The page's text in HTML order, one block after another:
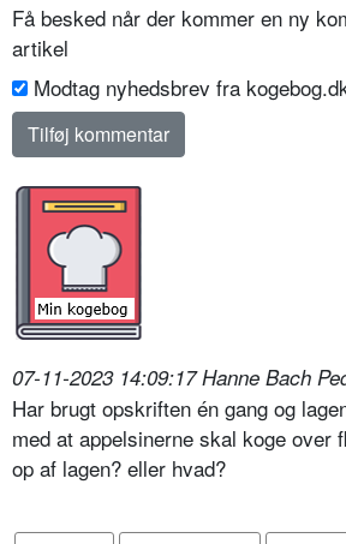
Få besked når der kommer en ny
artikel
Modtag nyhedsbrev fra
07-11-2023 14:09:17 Hanne Bach
Har brugt opskriften én gang og
med at appelsinerne skal koge over
op af lagen? eller hvad?